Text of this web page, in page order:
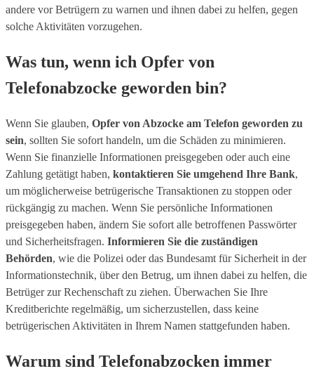
andere vor Betrügern zu warnen und ihnen dabei zu helfen, gegen
solche Aktivitäten vorzugehen.
Was tun, wenn ich Opfer von
Telefonabzocke geworden bin?
Wenn Sie glauben, Opfer von Abzocke am Telefon geworden zu
sein, sollten Sie sofort handeln, um die Schäden zu minimieren.
Wenn Sie finanzielle Informationen preisgegeben oder auch eine
Zahlung getätigt haben, kontaktieren Sie umgehend Ihre Bank,
um möglicherweise betrügerische Transaktionen zu stoppen oder
rückgängig zu machen. Wenn Sie persönliche Informationen
preisgegeben haben, ändern Sie sofort alle betroffenen Passwörter
und Sicherheitsfragen. Informieren Sie die zuständigen
Behörden, wie die Polizei oder das Bundesamt für Sicherheit in der
Informationstechnik, über den Betrug, um ihnen dabei zu helfen, die
Betrüger zur Rechenschaft zu ziehen. Überwachen Sie Ihre
Kreditberichte regelmäßig, um sicherzustellen, dass keine
betrügerischen Aktivitäten in Ihrem Namen stattgefunden haben.
Warum sind Telefonabzocken immer